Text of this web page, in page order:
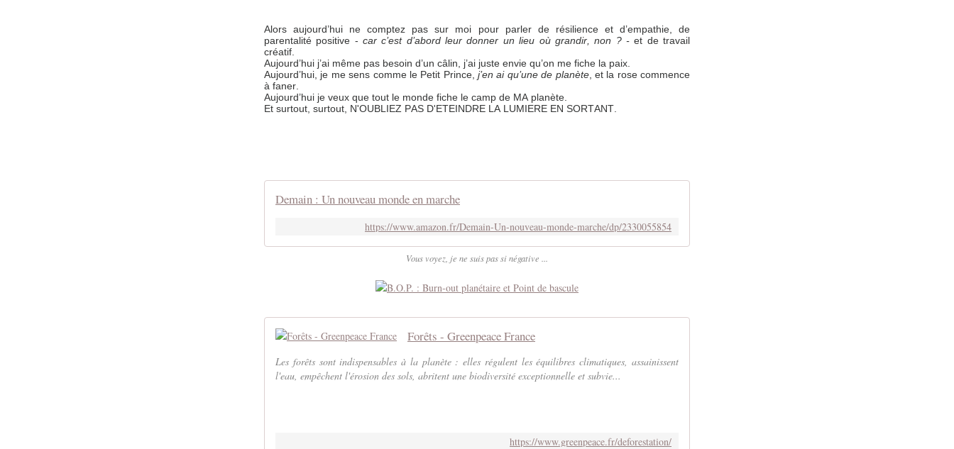
Alors aujourd’hui ne comptez pas sur moi pour parler de résilience et d’empathie, de
parentalité positive -car c’est d’abord leur donner un lieu où grandir, non ? -et de travail
créatif.
Aujourd’hui j’ai même pas besoin d’un câlin, j’ai juste envie qu’on me fiche la paix.
Aujourd’hui, je me sens comme le Petit Prince, j’en ai qu’une de planète, et la rose commence
à faner.
Aujourd’hui je veux que tout le monde fiche le camp de MA planète.
Et surtout, surtout, N'OUBLIEZ PAS D'ETEINDRE LA LUMIERE EN SORTANT.
Demain : Un nouveau monde en marche
https://www.amazon.fr/Demain-Un-nouveau-monde-marche/dp/2330055854
Vous voyez, je ne suis pas si négative ...
Forêts - Greenpeace France
Les forêts sont indispensables à la planète : elles régulent les équilibres climatiques, assainissent
l'eau, empêchent l'érosion des sols, abritent une biodiversité exceptionnelle et subvie...
https://www.greenpeace.fr/deforestation/